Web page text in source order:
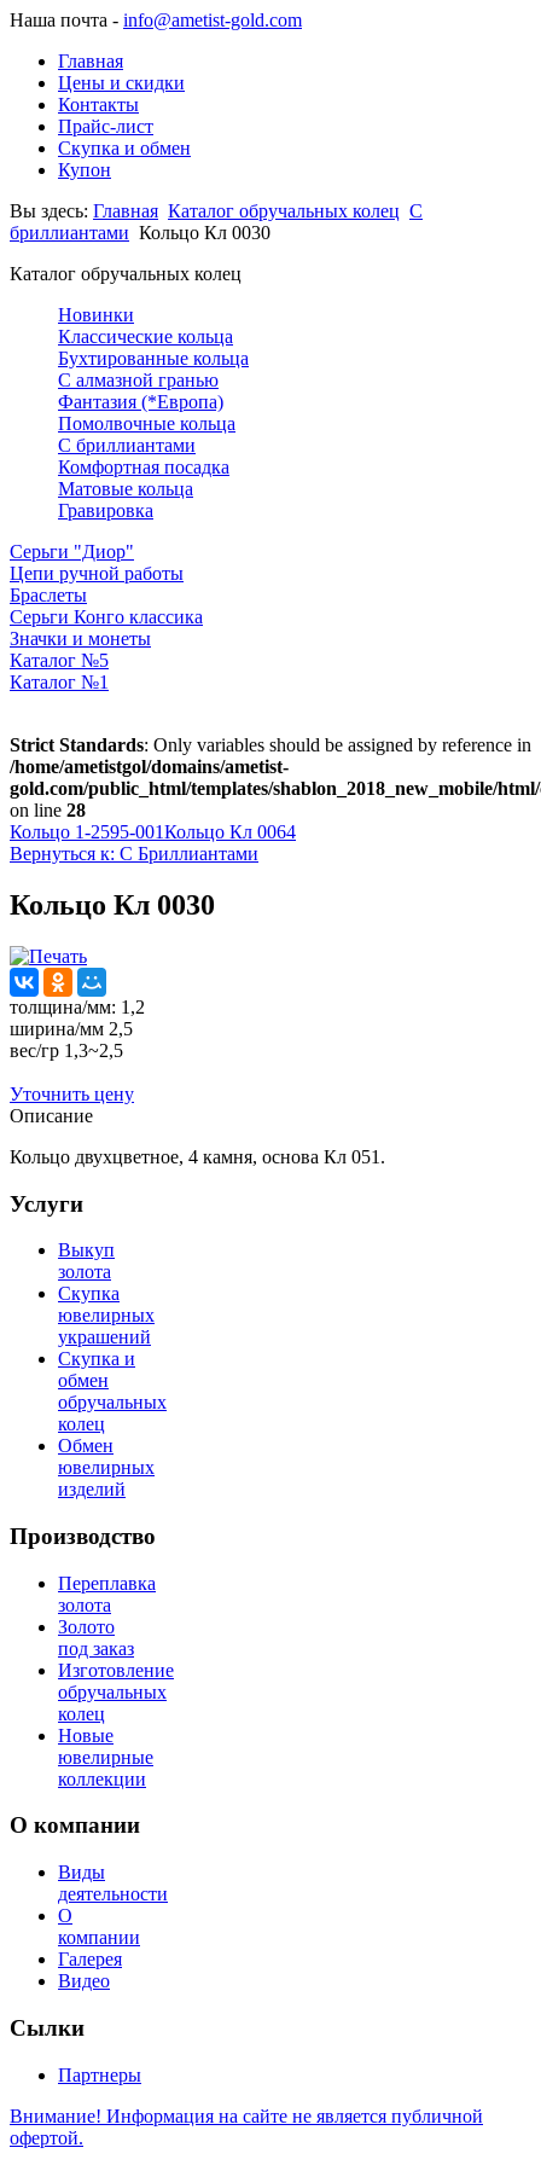
Наша почта - info@ametist-gold.com
Главная
Цены и скидки
Контакты
Прайс-лист
Скупка и обмен
Купон
Вы здесь: Главная Каталог обручальных колец С
бриллиантами Кольцо Кл 0030
Каталог обручальных колец
Новинки
Классические кольца
Бухтированные кольца
С алмазной гранью
Фантазия (*Европа)
Помолвочные кольца
С бриллиантами
Комфортная посадка
Матовые кольца
Гравировка
Серьги "Диор"
Цепи ручной работы
Браслеты
Серьги Конго классика
Значки и монеты
Каталог №5
Каталог №1
Strict Standards: Only variables should be assigned by reference in
/home/ametistgol/domains/ametist-
gold.com/public_html/templates/shablon_2018_new_mobile/
on line 28
Кольцо 1-2595-001Кольцо Кл 0064
Вернуться к: С Бриллиантами
Кольцо Кл 0030
толщина/мм: 1,2
ширина/мм 2,5
вес/гр 1,3~2,5
Уточнить цену
Описание
Кольцо двухцветное, 4 камня, основа Кл 051.
Услуги
Выкуп
золота
Скупка
ювелирных
украшений
Скупка и
обмен
обручальных
колец
Обмен
ювелирных
изделий
Производство
Переплавка
золота
Золото
под заказ
Изготовление
обручальных
колец
Новые
ювелирные
коллекции
О компании
Виды
деятельности
О
компании
Галерея
Видео
Сылки
Партнеры
Внимание! Информация на сайте не является публичной
офертой.